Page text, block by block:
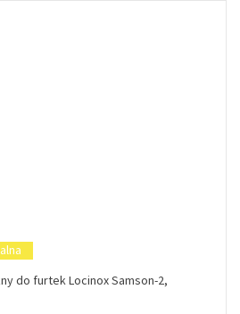
do furtek Locinox Samson-2,